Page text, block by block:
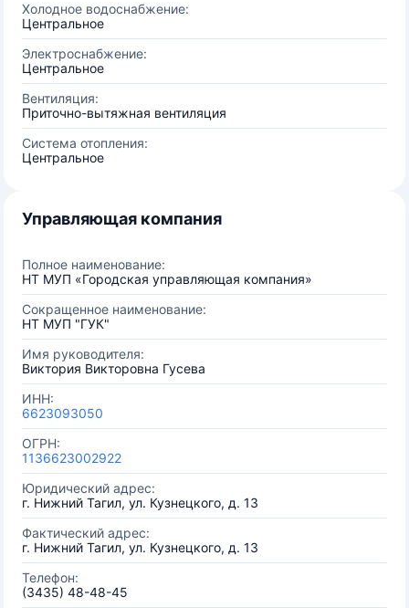
Холодное водоснабжение:
Центральное
Электроснабжение:
Центральное
Вентиляция:
Приточно-вытяжная вентиляция
Система отопления:
Центральное
Управляющая компания
Полное наименование:
НТ МУП «Городская управляющая компания»
Сокращенное наименование:
НТ МУП "ГУК"
Имя руководителя:
Виктория Викторовна Гусева
ИНН:
6623093050
ОГРН:
1136623002922
Юридический адрес:
г. Нижний Тагил, ул. Кузнецкого, д. 13
Фактический адрес:
г. Нижний Тагил, ул. Кузнецкого, д. 13
Телефон:
(3435) 48-48-45